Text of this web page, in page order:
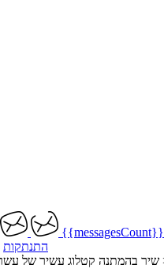
{{messagesCount}}
התנתקות